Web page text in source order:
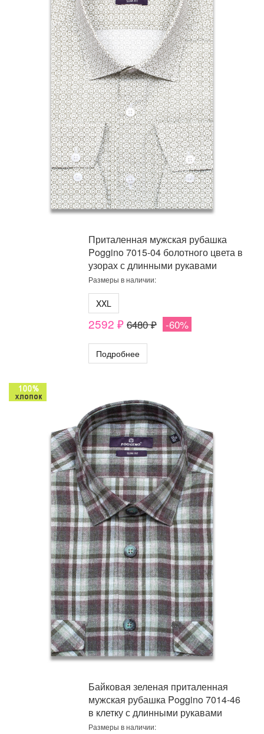
Приталенная мужская рубашка
Poggino 7015-04 болотного цвета в
узорах с длинными рукавами
Размеры в наличии:
XXL
2592 ₽ 6480 ₽ -60%
Подробнее
Байковая зеленая приталенная
мужская рубашка Poggino 7014-46
в клетку с длинными рукавами
Размеры в наличии: